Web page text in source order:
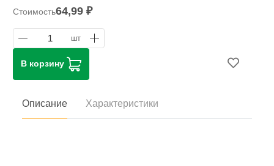
Стоимость64,99 ₽
1 шт
В корзину
Описание Характеристики